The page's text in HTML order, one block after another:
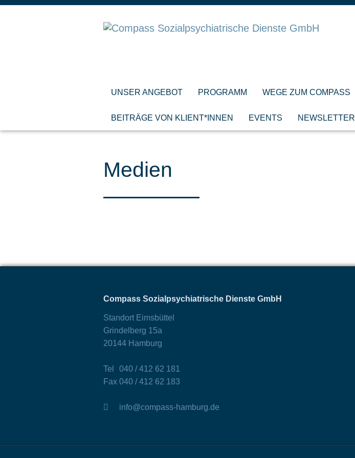
UNSER ANGEBOT PROGRAMM WEGE ZUM COMPASS
BEITRÄGE VON KLIENT*INNEN EVENTS NEWSLETTER
Medien
Compass Sozialpsychiatrische Dienste GmbH
Standort Eimsbüttel
Grindelberg 15a
20144 Hamburg
Tel
040 / 412 62 181
Fax 040 / 412 62 183
info@compass-hamburg.de